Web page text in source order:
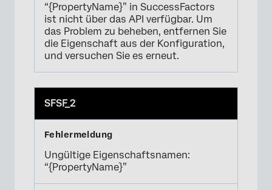
“{PropertyName}” in SuccessFactors
ist nicht über das API verfügbar. Um
das Problem zu beheben, entfernen Sie
die Eigenschaft aus der Konfiguration,
und versuchen Sie es erneut.
SFSF_2
Ungültige Eigenschaftsnamen:
“{PropertyName}”